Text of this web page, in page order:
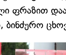
ფრაზით
ბინძურო